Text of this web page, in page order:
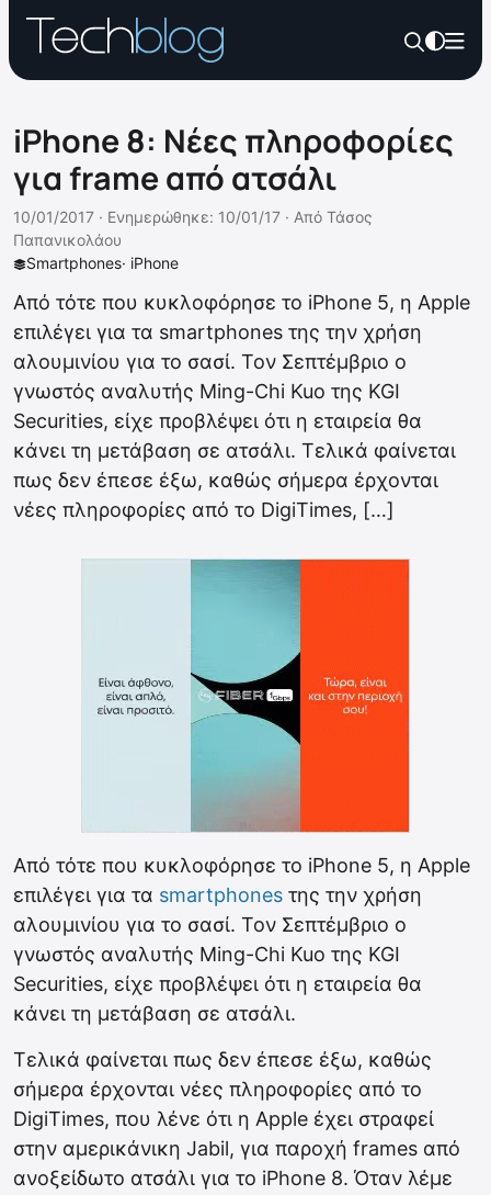
iPhone 8: Νέες πληροφορίες
για frame από ατσάλι
Smartphones· iPhone
10/01/2017 · Ενημερώθηκε: 10/01/17 · Από Τάσος
Παπανικολάου
Από τότε που κυκλοφόρησε το iPhone 5, η Apple
επιλέγει για τα smartphones της την χρήση
αλουμινίου για το σασί. Τον Σεπτέμβριο ο
γνωστός αναλυτής Ming-Chi Kuo της KGI
Securities, είχε προβλέψει ότι η εταιρεία θα
κάνει τη μετάβαση σε ατσάλι. Τελικά φαίνεται
πως δεν έπεσε έξω, καθώς σήμερα έρχονται
νέες πληροφορίες από το DigiTimes, […]
Από τότε που κυκλοφόρησε το iPhone 5, η Apple
επιλέγει για τα smartphones της την χρήση
αλουμινίου για το σασί. Τον Σεπτέμβριο ο
γνωστός αναλυτής Ming-Chi Kuo της KGI
Securities, είχε προβλέψει ότι η εταιρεία θα
κάνει τη μετάβαση σε ατσάλι.
Τελικά φαίνεται πως δεν έπεσε έξω, καθώς
σήμερα έρχονται νέες πληροφορίες από το
DigiTimes, που λένε ότι η Apple έχει στραφεί
στην αμερικάνικη Jabil, για παροχή frames από
ανοξείδωτο ατσάλι για το iPhone 8. Όταν λέμε